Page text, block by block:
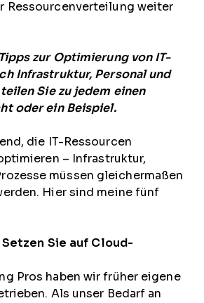
Ressourcenverteilung weiter
zur Optimierung von IT-
Infrastruktur, Personal und
Sie zu jedem einen
oder ein Beispiel.
die IT-Ressourcen
– Infrastruktur,
müssen gleichermaßen
Hier sind meine fünf
Sie auf Cloud-
Pros haben wir früher eigene
Als unser Bedarf an